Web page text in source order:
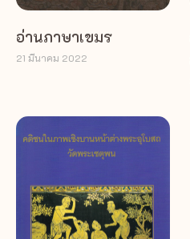
อ่านภาษาเขมร
21 มีนาคม 2022